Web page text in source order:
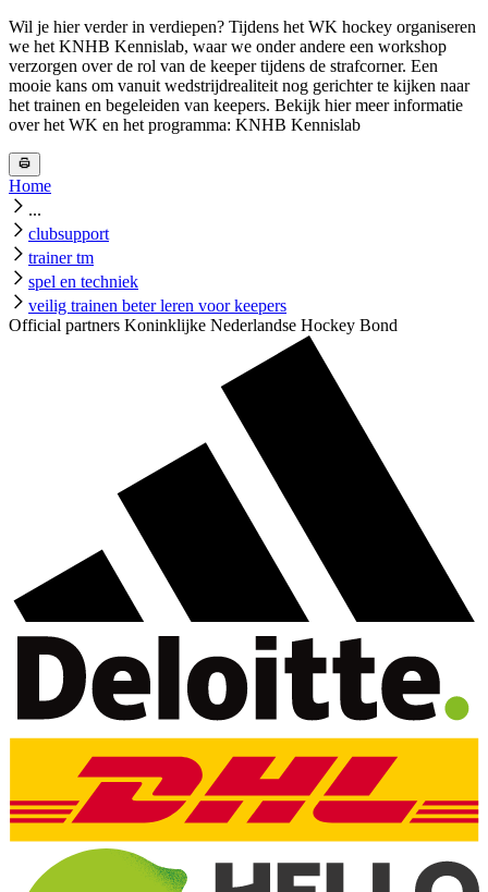
Wil je hier verder in verdiepen? Tijdens het WK hockey organiseren
we het KNHB Kennislab, waar we onder andere een workshop
verzorgen over de rol van de keeper tijdens de strafcorner. Een
mooie kans om vanuit wedstrijdrealiteit nog gerichter te kijken naar
het trainen en begeleiden van keepers. Bekijk hier meer informatie
over het WK en het programma: KNHB Kennislab
Home
...
clubsupport
trainer tm
spel en techniek
veilig trainen beter leren voor keepers
Official partners Koninklijke Nederlandse Hockey Bond